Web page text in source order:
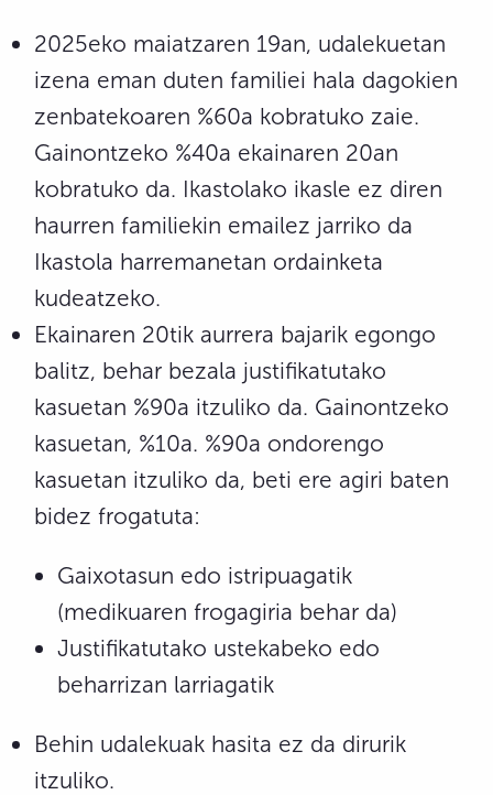
2025eko maiatzaren 19an, udalekuetan
izena eman duten familiei hala dagokien
zenbatekoaren %60a kobratuko zaie.
Gainontzeko %40a ekainaren 20an
kobratuko da. Ikastolako ikasle ez diren
haurren familiekin emailez jarriko da
Ikastola harremanetan ordainketa
kudeatzeko.
Ekainaren 20tik aurrera bajarik egongo
balitz, behar bezala justifikatutako
kasuetan %90a itzuliko da. Gainontzeko
kasuetan, %10a. %90a ondorengo
kasuetan itzuliko da, beti ere agiri baten
bidez frogatuta:
Gaixotasun edo istripuagatik
(medikuaren frogagiria behar da)
Justifikatutako ustekabeko edo
beharrizan larriagatik
Behin udalekuak hasita ez da dirurik
itzuliko.